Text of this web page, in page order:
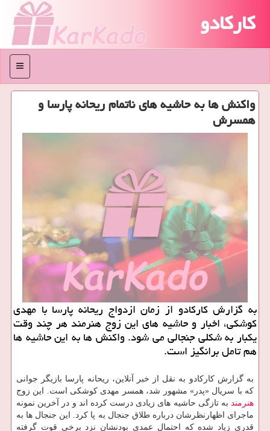
کارکادو
منو
واكنش ها به حاشیه های ناتمام ریحانه پارسا و
همسرش
به گزارش كاركادو از زمان ازدواج ریحانه پارسا با مهدی
كوشكی، اخبار و حاشیه های این زوج هنرمند هر چند وقت
یكبار به شكلی جنجالی می شود. واكنش ها به این حاشیه ها
هم تامل برانگیز است.
به گزارش کارکادو به نقل از خبر آنلاین، ریحانه پارسا بازیگر جوانی
که با سریال «پدر» مشهور شد، همسر مهدی کوشکی است. این زوج
هنرمند به تازگی حاشیه های زیادی درست کرده اند و در آخرین نمونه
ماجرای اظهارنظرشان درباره طلاق جنجال به پا کرد. این جنجال ها به
قدری زیاد شده که احتمال عمدی بودنشان نزد برخی قوت گرفته